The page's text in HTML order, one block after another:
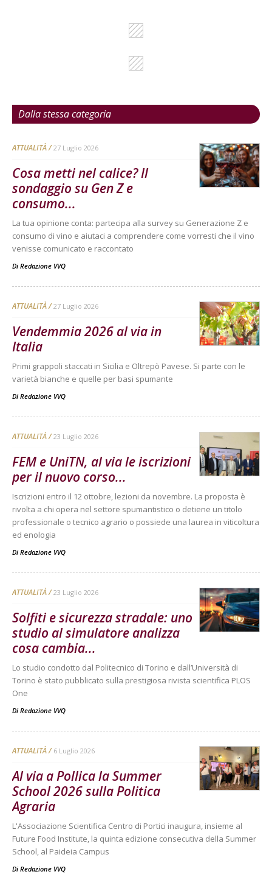
Dalla stessa categoria
ATTUALITÀ 27 Luglio 2026
Cosa metti nel calice? Il
sondaggio su Gen Z e
consumo...
La tua opinione conta: partecipa alla survey su Generazione Z e
consumo di vino e aiutaci a comprendere come vorresti che il vino
venisse comunicato e raccontato
Di Redazione VVQ
ATTUALITÀ 27 Luglio 2026
Vendemmia 2026 al via in
Italia
Primi grappoli staccati in Sicilia e Oltrepò Pavese. Si parte con le
varietà bianche e quelle per basi spumante
Di Redazione VVQ
ATTUALITÀ 23 Luglio 2026
FEM e UniTN, al via le iscrizioni
per il nuovo corso...
Iscrizioni entro il 12 ottobre, lezioni da novembre. La proposta è
rivolta a chi opera nel settore spumantistico o detiene un titolo
professionale o tecnico agrario o possiede una laurea in viticoltura
ed enologia
Di Redazione VVQ
ATTUALITÀ 23 Luglio 2026
Solfiti e sicurezza stradale: uno
studio al simulatore analizza
cosa cambia...
Lo studio condotto dal Politecnico di Torino e dall’Università di
Torino è stato pubblicato sulla prestigiosa rivista scientifica PLOS
One
Di Redazione VVQ
ATTUALITÀ 6 Luglio 2026
Al via a Pollica la Summer
School 2026 sulla Politica
Agraria
L'Associazione Scientifica Centro di Portici inaugura, insieme al
Future Food Institute, la quinta edizione consecutiva della Summer
School, al Paideia Campus
Di Redazione VVQ